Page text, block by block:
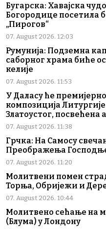
Бугарска: Хавајска
Богородице посетила
„Пирогов“
07. August 2026. 12:03
Румунија: Подземна
саборног храма биће
келије
07. August 2026. 11:53
У Даласу ће
композиција
Златоустог,
07. August 2026. 11:38
Грчка: На Самосу
Преображења
07. August 2026. 11:20
Молитвени помен
Торња, Обријежи и
07. August 2026. 10:44
Молитвено сећање на
(Блума) у Лондону